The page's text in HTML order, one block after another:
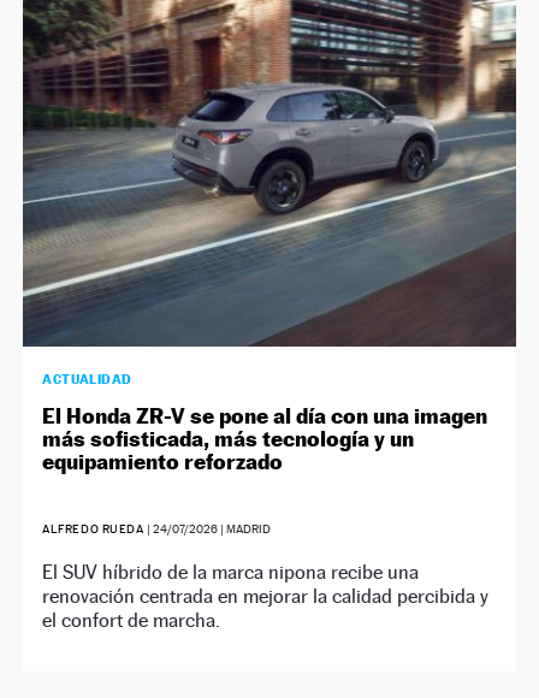
NEWSLETTER
SÍGUENOS
ACTUALIDAD
El Honda ZR-V se pone al día con una imagen
más sofisticada, más tecnología y un
equipamiento reforzado
ALFREDO RUEDA |24/07/2026 | MADRID
El SUV híbrido de la marca nipona recibe una
renovación centrada en mejorar la calidad percibida y
el confort de marcha.